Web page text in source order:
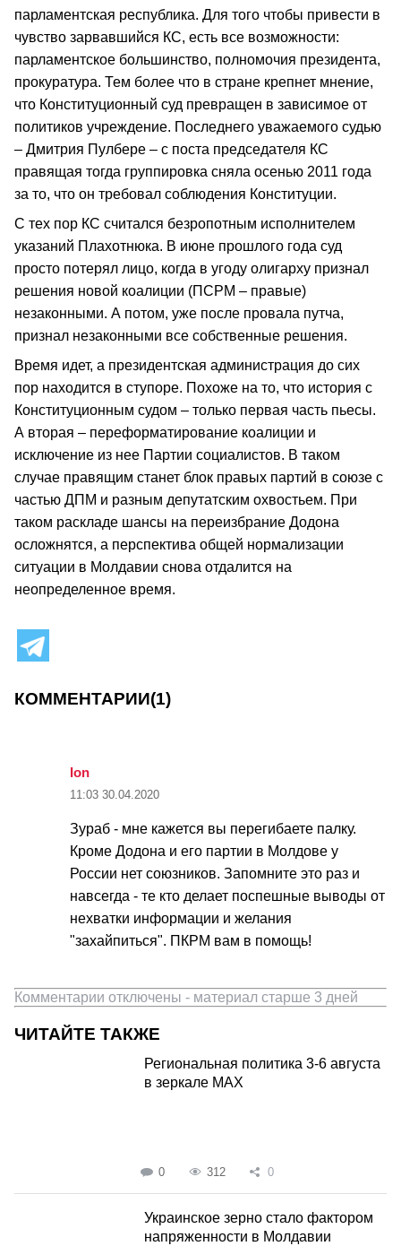
парламентская республика. Для того чтобы привести в
чувство зарвавшийся КС, есть все возможности:
парламентское большинство, полномочия президента,
прокуратура. Тем более что в стране крепнет мнение,
что Конституционный суд превращен в зависимое от
политиков учреждение. Последнего уважаемого судью
– Дмитрия Пулбере – с поста председателя КС
правящая тогда группировка сняла осенью 2011 года
за то, что он требовал соблюдения Конституции.
С тех пор КС считался безропотным исполнителем
указаний Плахотнюка. В июне прошлого года суд
просто потерял лицо, когда в угоду олигарху признал
решения новой коалиции (ПСРМ – правые)
незаконными. А потом, уже после провала путча,
признал незаконными все собственные решения.
Время идет, а президентская администрация до сих
пор находится в ступоре. Похоже на то, что история с
Конституционным судом – только первая часть пьесы.
А вторая – переформатирование коалиции и
исключение из нее Партии социалистов. В таком
случае правящим станет блок правых партий в союзе с
частью ДПМ и разным депутатским охвостьем. При
таком раскладе шансы на переизбрание Додона
осложнятся, а перспектива общей нормализации
ситуации в Молдавии снова отдалится на
неопределенное время.
КОММЕНТАРИИ(1)
Ion
11:03 30.04.2020
Зураб - мне кажется вы перегибаете палку.
Кроме Додона и его партии в Молдове у
России нет союзников. Запомните это раз и
навсегда - те кто делает поспешные выводы от
нехватки информации и желания
"захайпиться". ПКРМ вам в помощь!
Комментарии отключены - материал старше 3 дней
ЧИТАЙТЕ ТАКЖЕ
Региональная политика 3-6 августа
в зеркале MAX
0 312 0
Украинское зерно стало фактором
напряженности в Молдавии